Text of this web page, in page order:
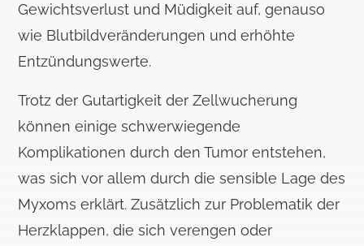
Gewichtsverlust und Müdigkeit auf, genauso
wie Blutbildveränderungen und erhöhte
Entzündungswerte.
Trotz der Gutartigkeit der Zellwucherung
können einige schwerwiegende
Komplikationen durch den Tumor entstehen,
was sich vor allem durch die sensible Lage des
Myxoms erklärt. Zusätzlich zur Problematik der
Herzklappen, die sich verengen oder